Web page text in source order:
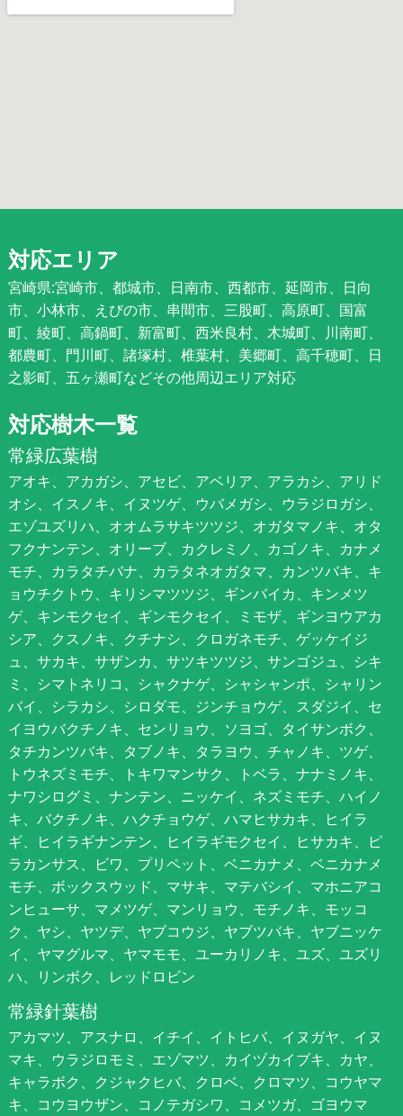
対応エリア
宮崎県:宮崎市、都城市、日南市、西都市、延岡市、日向
市、小林市、えびの市、串間市、三股町、高原町、国富
町、綾町、高鍋町、新富町、西米良村、木城町、川南町、
都農町、門川町、諸塚村、椎葉村、美郷町、高千穂町、日
之影町、五ヶ瀬町などその他周辺エリア対応
対応樹木一覧
常緑広葉樹
アオキ、アカガシ、アセビ、アベリア、アラカシ、アリド
オシ、イスノキ、イヌツゲ、ウバメガシ、ウラジロガシ、
エゾユズリハ、オオムラサキツツジ、オガタマノキ、オタ
フクナンテン、オリーブ、カクレミノ、カゴノキ、カナメ
モチ、カラタチバナ、カラタネオガタマ、カンツバキ、キ
ョウチクトウ、キリシマツツジ、ギンバイカ、キンメツ
ゲ、キンモクセイ、ギンモクセイ、ミモザ、ギンヨウアカ
シア、クスノキ、クチナシ、クロガネモチ、ゲッケイジ
ュ、サカキ、サザンカ、サツキツツジ、サンゴジュ、シキ
ミ、シマトネリコ、シャクナゲ、シャシャンポ、シャリン
バイ、シラカシ、シロダモ、ジンチョウゲ、スダジイ、セ
イヨウバクチノキ、センリョウ、ソヨゴ、タイサンボク、
タチカンツバキ、タブノキ、タラヨウ、チャノキ、ツゲ、
トウネズミモチ、トキワマンサク、トベラ、ナナミノキ、
ナワシログミ、ナンテン、ニッケイ、ネズミモチ、ハイノ
キ、バクチノキ、ハクチョウゲ、ハマヒサカキ、ヒイラ
ギ、ヒイラギナンテン、ヒイラギモクセイ、ヒサカキ、ピ
ラカンサス、ビワ、プリペット、ベニカナメ、ベニカナメ
モチ、ボックスウッド、マサキ、マテバシイ、マホニアコ
ンヒューサ、マメツゲ、マンリョウ、モチノキ、モッコ
ク、ヤシ、ヤツデ、ヤブコウジ、ヤブツバキ、ヤブニッケ
イ、ヤマグルマ、ヤマモモ、ユーカリノキ、ユズ、ユズリ
ハ、リンボク、レッドロビン
常緑針葉樹
アカマツ、アスナロ、イチイ、イトヒバ、イヌガヤ、イヌ
マキ、ウラジロモミ、エゾマツ、カイヅカイブキ、カヤ、
キャラボク、クジャクヒバ、クロベ、クロマツ、コウヤマ
キ、コウヨウザン、コノテガシワ、コメツガ、ゴヨウマ